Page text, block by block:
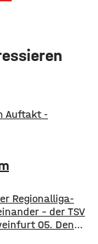
Auftakt -
Regionalliga-
– der TSV
05. Den